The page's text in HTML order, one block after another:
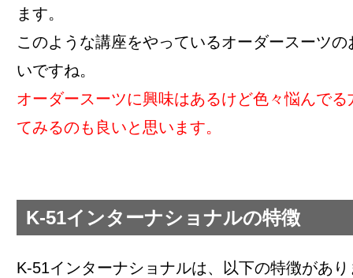
ます。
このような講座をやっているオーダースーツ
いですね。
オーダースーツに興味はあるけど色々悩んで
てみるのも良いと思います。
K-51インターナショナルの特徴
K-51インターナショナルは、以下の特徴があり